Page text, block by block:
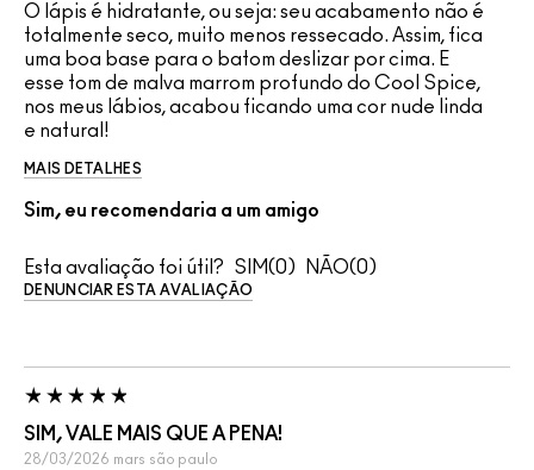
O lápis é hidratante, ou seja: seu acabamento não é
totalmente seco, muito menos ressecado. Assim, fica
uma boa base para o batom deslizar por cima. E
esse tom de malva marrom profundo do Cool Spice,
nos meus lábios, acabou ficando uma cor nude linda
e natural!
MAIS DETALHES
Sim, eu recomendaria a um amigo
Esta avaliação foi útil? 0 0
DENUNCIAR ESTA AVALIAÇÃO
SIM, VALE MAIS QUE A PENA!
28/03/2026 mars são paulo